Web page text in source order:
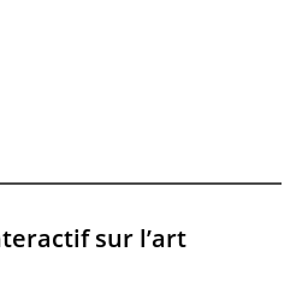
sur l’art